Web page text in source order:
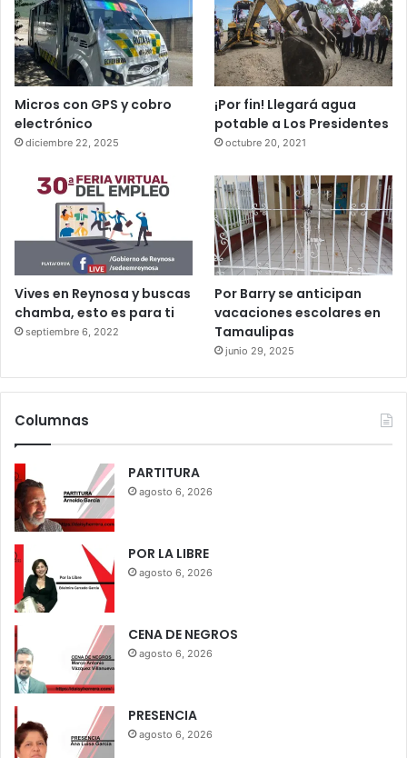
Micros con GPS y cobro
electrónico
diciembre 22, 2025
¡Por fin! Llegará agua
potable a Los Presidentes
octubre 20, 2021
Vives en Reynosa y buscas
chamba, esto es para ti
septiembre 6, 2022
Por Barry se anticipan
vacaciones escolares en
Tamaulipas
junio 29, 2025
Columnas
PARTITURA
agosto 6, 2026
POR LA LIBRE
agosto 6, 2026
CENA DE NEGROS
agosto 6, 2026
PRESENCIA
agosto 6, 2026